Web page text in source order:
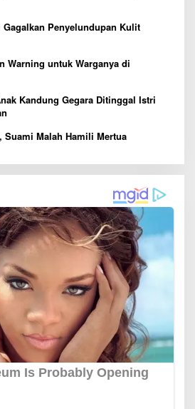
Gagalkan Penyelundupan Kulit
Warning untuk Warganya di
Kandung Gegara Ditinggal Istri
Suami Malah Hamili Mertua